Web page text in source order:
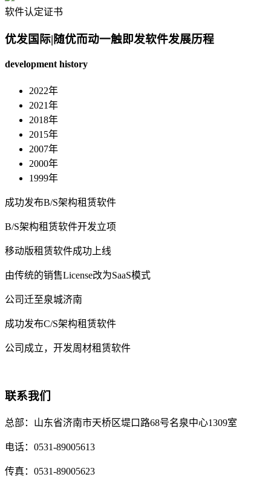
软件认定证书
优发国际|随优而动一触即发软件发展历程
development history
2022年
2021年
2018年
2015年
2007年
2000年
1999年
成功发布B/S架构租赁软件
B/S架构租赁软件开发立项
移动版租赁软件成功上线
由传统的销售License改为SaaS模式
公司迁至泉城济南
成功发布C/S架构租赁软件
公司成立，开发周材租赁软件
联系我们
总部： 山东省济南市天桥区堤口路68号名泉中心1309室
电话： 0531-89005613
传真： 0531-89005623